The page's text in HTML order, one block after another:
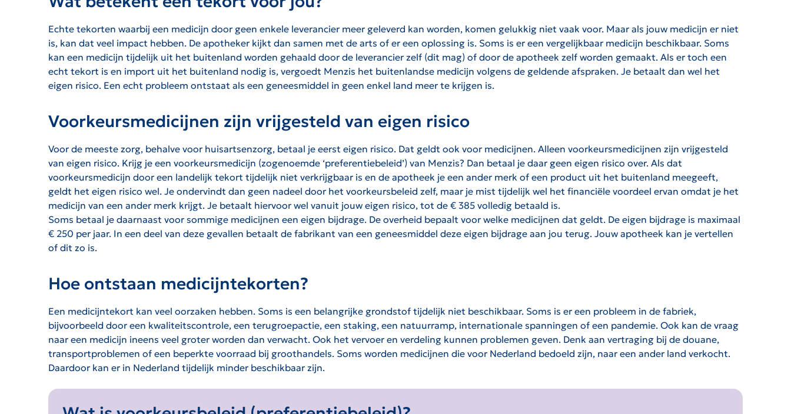
Echte tekorten waarbij een medicijn door geen enkele leverancier meer geleverd kan worden, komen gelukkig niet vaak voor. Maar als jouw medicijn er niet
is, kan dat veel impact hebben. De apotheker kijkt dan samen met de arts of er een oplossing is. Soms is er een vergelijkbaar medicijn beschikbaar. Soms
kan een medicijn tijdelijk uit het buitenland worden gehaald door de leverancier zelf (dit mag) of door de apotheek zelf worden gemaakt. Als er toch een
echt tekort is en import uit het buitenland nodig is, vergoedt Menzis het buitenlandse medicijn volgens de geldende afspraken. Je betaalt dan wel het
eigen risico. Een echt probleem ontstaat als een geneesmiddel in geen enkel land meer te krijgen is.
Voorkeursmedicijnen zijn vrijgesteld van eigen risico
Voor de meeste zorg, behalve voor huisartsenzorg, betaal je eerst eigen risico. Dat geldt ook voor medicijnen. Alleen voorkeursmedicijnen zijn vrijgesteld
van eigen risico. Krijg je een voorkeursmedicijn (zogenoemde ‘preferentiebeleid’) van Menzis? Dan betaal je daar geen eigen risico over. Als dat
voorkeursmedicijn door een landelijk tekort tijdelijk niet verkrijgbaar is en de apotheek je een ander merk of een product uit het buitenland meegeeft,
geldt het eigen risico wel. Je ondervindt dan geen nadeel door het voorkeursbeleid zelf, maar je mist tijdelijk wel het financiële voordeel ervan omdat je het
medicijn van een ander merk krijgt. Je betaalt hiervoor wel vanuit jouw eigen risico, tot de € 385 volledig betaald is.
Soms betaal je daarnaast voor sommige medicijnen een eigen bijdrage. De overheid bepaalt voor welke medicijnen dat geldt. De eigen bijdrage is maximaal
€ 250 per jaar. In een deel van deze gevallen betaalt de fabrikant van een geneesmiddel deze eigen bijdrage aan jou terug. Jouw apotheek kan je vertellen
of dit zo is.
Hoe ontstaan medicijntekorten?
Een medicijntekort kan veel oorzaken hebben. Soms is een belangrijke grondstof tijdelijk niet beschikbaar. Soms is er een probleem in de fabriek,
bijvoorbeeld door een kwaliteitscontrole, een terugroepactie, een staking, een natuurramp, internationale spanningen of een pandemie. Ook kan de vraag
naar een medicijn ineens veel groter worden dan verwacht. Ook het vervoer en verdeling kunnen problemen geven. Denk aan vertraging bij de douane,
transportproblemen of een beperkte voorraad bij groothandels. Soms worden medicijnen die voor Nederland bedoeld zijn, naar een ander land verkocht.
Daardoor kan er in Nederland tijdelijk minder beschikbaar zijn.